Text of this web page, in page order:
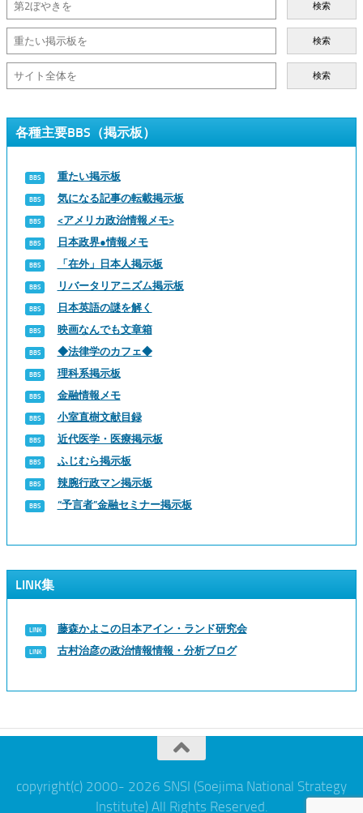
検索
検索
検索
各種主要BBS（掲示板）
重たい掲示板
気になる記事の転載掲示板
<アメリカ政治情報メモ>
日本政界●情報メモ
「在外」日本人掲示板
リバータリアニズム掲示板
日本英語の謎を解く
映画なんでも文章箱
◆法律学のカフェ◆
理科系掲示板
金融情報メモ
小室直樹文献目録
近代医学・医療掲示板
ふじむら掲示板
辣腕行政マン掲示板
“予言者”金融セミナー掲示板
LINK集
藤森かよこの日本アイン・ランド研究会
古村治彦の政治情報情報・分析ブログ
copyright(c) 2000- 2026 SNSI (Soejima National Strategy
Institute) All Rights Reserved.